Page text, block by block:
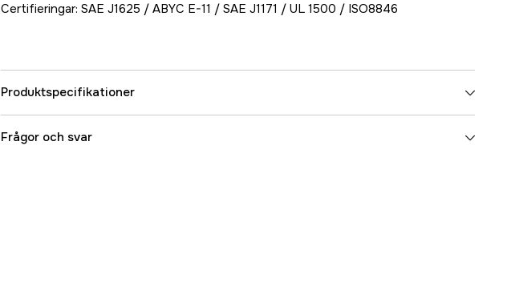
Certifieringar: SAE J1625 / ABYC E-11 / SAE J1171 / UL 1500 / ISO8846
Produktspecifikationer
Referensnummer
Frågor och svar